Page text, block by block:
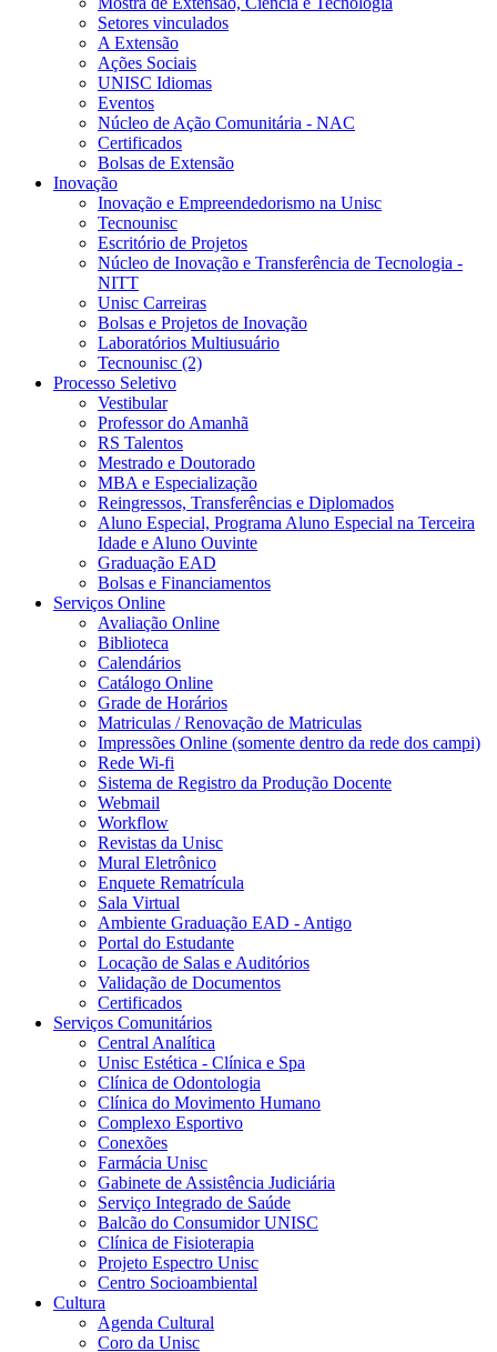
Setores vinculados
A Extensão
Ações Sociais
UNISC Idiomas
Eventos
Núcleo de Ação Comunitária - NAC
Certificados
Bolsas de Extensão
Inovação
Inovação e Empreendedorismo na Unisc
Tecnounisc
Escritório de Projetos
Núcleo de Inovação e Transferência de Tecnologia -
NITT
Unisc Carreiras
Bolsas e Projetos de Inovação
Laboratórios Multiusuário
Tecnounisc (2)
Processo Seletivo
Vestibular
Professor do Amanhã
RS Talentos
Mestrado e Doutorado
MBA e Especialização
Reingressos, Transferências e Diplomados
Aluno Especial, Programa Aluno Especial na Terceira
Idade e Aluno Ouvinte
Graduação EAD
Bolsas e Financiamentos
Serviços Online
Avaliação Online
Biblioteca
Calendários
Catálogo Online
Grade de Horários
Matriculas / Renovação de Matriculas
Impressões Online (somente dentro da rede dos campi)
Rede Wi-fi
Sistema de Registro da Produção Docente
Webmail
Workflow
Revistas da Unisc
Mural Eletrônico
Enquete Rematrícula
Sala Virtual
Ambiente Graduação EAD - Antigo
Portal do Estudante
Locação de Salas e Auditórios
Validação de Documentos
Certificados
Serviços Comunitários
Central Analítica
Unisc Estética - Clínica e Spa
Clínica de Odontologia
Clínica do Movimento Humano
Complexo Esportivo
Conexões
Farmácia Unisc
Gabinete de Assistência Judiciária
Serviço Integrado de Saúde
Balcão do Consumidor UNISC
Clínica de Fisioterapia
Projeto Espectro Unisc
Centro Socioambiental
Cultura
Agenda Cultural
Coro da Unisc